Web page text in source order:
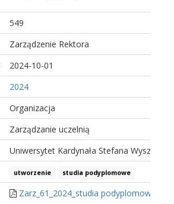
549
Zarządzenie Rektora
2024-10-01
2024
Organizacja
Zarządzanie uczelnią
Uniwersytet Kardynała Stefana
utworzenie studia podyplomowe
Zarz_61_2024_studia